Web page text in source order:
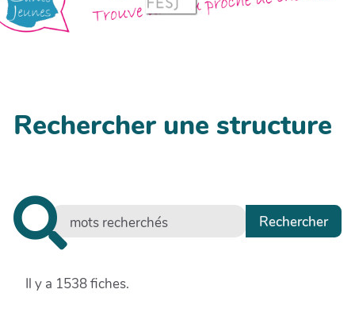
Rechercher une structure
Il y a 1538 fiches.